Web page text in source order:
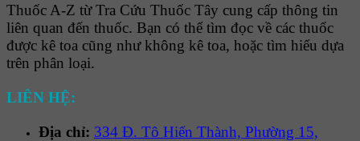
Thuốc A-Z từ Tra Cứu Thuốc Tây cung cấp thông tin
liên quan đến thuốc. Bạn có thể tìm đọc về các thuốc
được kê toa cũng như không kê toa, hoặc tìm hiểu dựa
trên phân loại.
LIÊN HỆ:
Địa chỉ: 334 Đ. Tô Hiến Thành, Phường 15,